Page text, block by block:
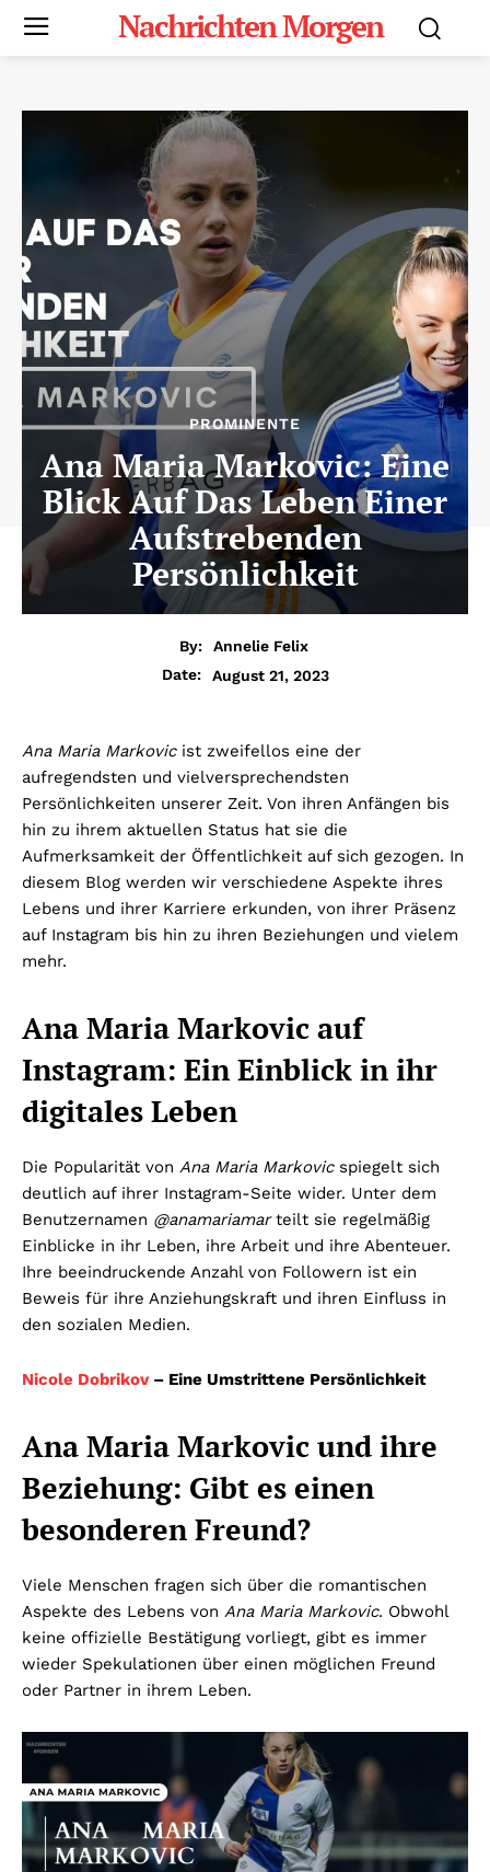
Nachrichten Morgen
PROMINENTE
Ana Maria Markovic: Eine
Blick Auf Das Leben Einer
Aufstrebenden
Persönlichkeit
By:
Annelie Felix
Date:
August 21, 2023
Ana Maria Markovicist zweifellos eine der
aufregendsten und vielversprechendsten
Persönlichkeiten unserer Zeit. Von ihren Anfängen bis
hin zu ihrem aktuellen Status hat sie die
Aufmerksamkeit der Öffentlichkeit auf sich gezogen. In
diesem Blog werden wir verschiedene Aspekte ihres
Lebens und ihrer Karriere erkunden, von ihrer Präsenz
auf Instagram bis hin zu ihren Beziehungen und vielem
mehr.
Ana Maria Markovic auf
Instagram: Ein Einblick in ihr
digitales Leben
Die Popularität von Ana Maria Markovicspiegelt sich
deutlich auf ihrer Instagram-Seite wider. Unter dem
Benutzernamen @anamariamarteilt sie regelmäßig
Einblicke in ihr Leben, ihre Arbeit und ihre Abenteuer.
Ihre beeindruckende Anzahl von Followern ist ein
Beweis für ihre Anziehungskraft und ihren Einfluss in
den sozialen Medien.
Nicole Dobrikov– Eine Umstrittene Persönlichkeit
Ana Maria Markovic und ihre
Beziehung: Gibt es einen
besonderen Freund?
Viele Menschen fragen sich über die romantischen
Aspekte des Lebens von Ana Maria Markovic. Obwohl
keine offizielle Bestätigung vorliegt, gibt es immer
wieder Spekulationen über einen möglichen Freund
oder Partner in ihrem Leben.